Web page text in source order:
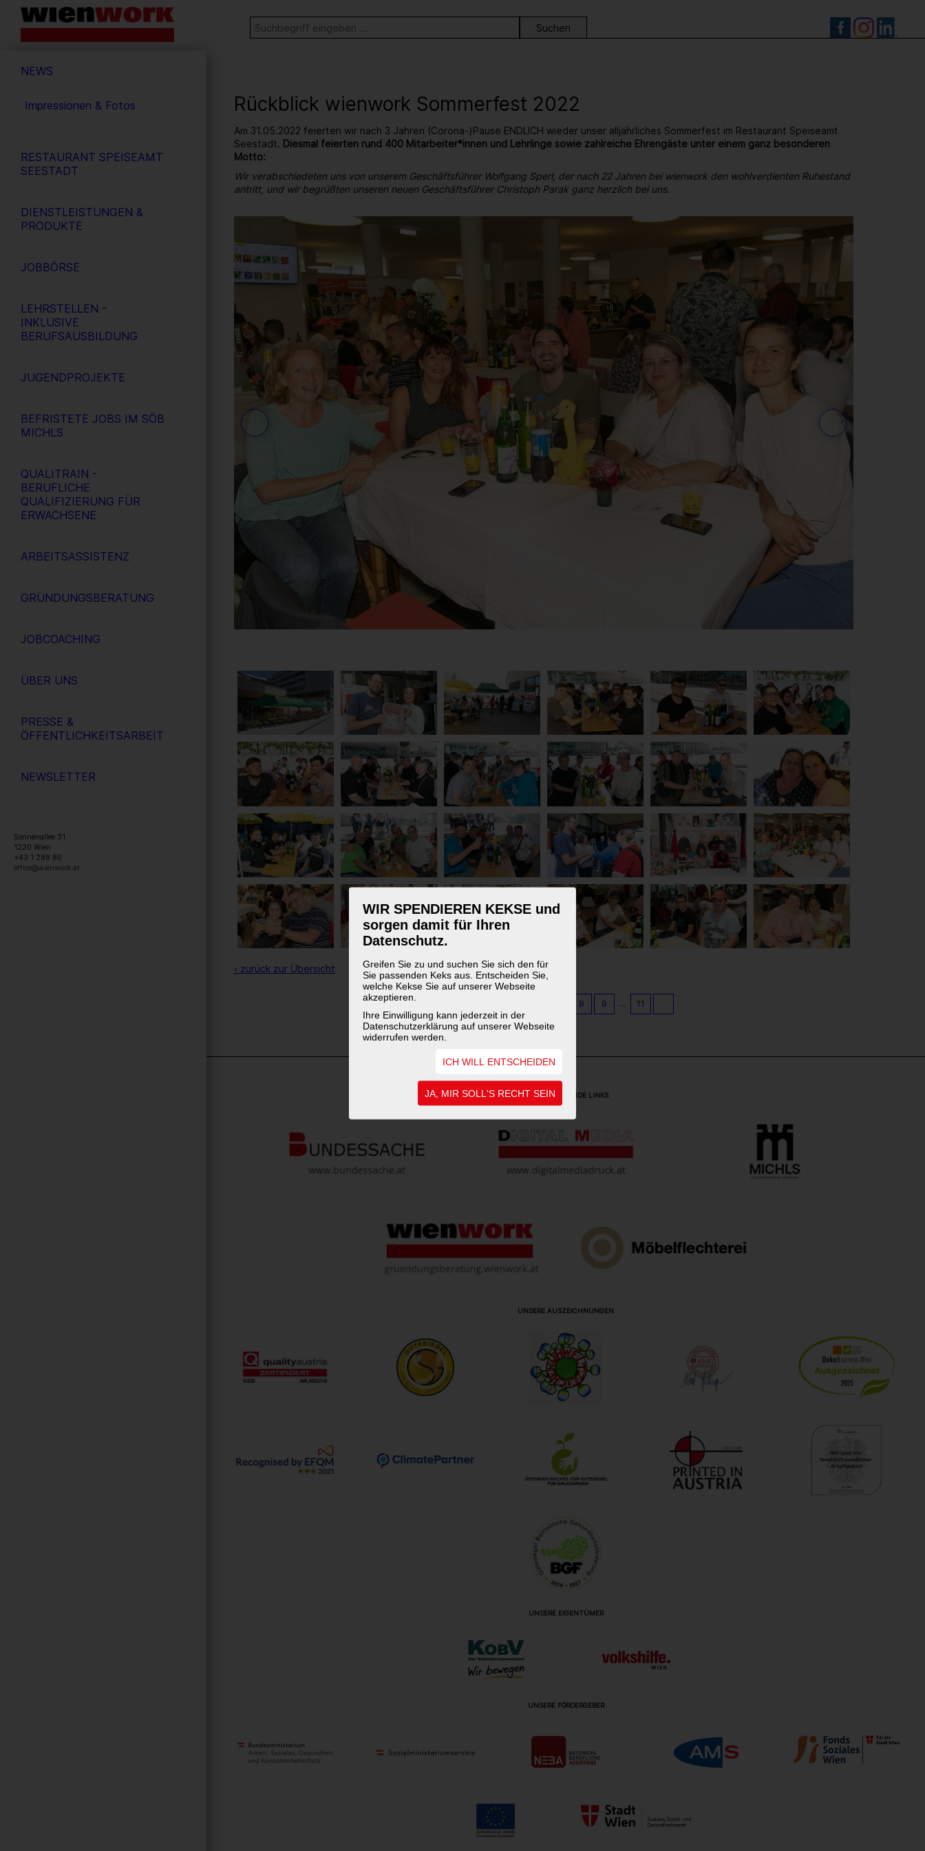
WIR SPENDIEREN KEKSE und
sorgen damit für Ihren
Datenschutz.
Greifen Sie zu und suchen Sie sich den für
Sie passenden Keks aus. Entscheiden Sie,
welche Kekse Sie auf unserer Webseite
akzeptieren.
Ihre Einwilligung kann jederzeit in der
Datenschutzerklärung auf unserer Webseite
widerrufen werden.
ICH WILL ENTSCHEIDEN
JA, MIR SOLL'S RECHT SEIN
Barrierefreie
Bedienung
Webseite
Stichwortsuche
SUCHE
NEWS
Impressionen & Fotos
RESTAURANT SPEISEAMT
SEESTADT
DIENSTLEISTUNGEN &
PRODUKTE
JOBBÖRSE
LEHRSTELLEN -
INKLUSIVE
BERUFSAUSBILDUNG
JUGENDPROJEKTE
BEFRISTETE JOBS IM SÖB
MICHLS
QUALITRAIN -
BERUFLICHE
QUALIFIZIERUNG FÜR
ERWACHSENE
ARBEITSASSISTENZ
GRÜNDUNGSBERATUNG
JOBCOACHING
ÜBER UNS
PRESSE &
ÖFFENTLICHKEITSARBEIT
NEWSLETTER
Sonnenallee 31
1220 Wien
+43 1 288 80
office@wienwork.at
Rückblick wienwork Sommerfest 2022
Am 31.05.2022 feierten wir nach 3 Jahren (Corona-)Pause ENDLICH wieder unser alljährliches Sommerfest im Restaurant Speiseamt
Seestadt. Diesmal feierten rund 400 Mitarbeiter*innen und Lehrlinge sowie zahlreiche Ehrengäste unter einem ganz besonderen
Motto:
Wir verabschiedeten uns von unserem Geschäftsführer Wolfgang Sperl, der nach 22 Jahren bei wienwork den wohlverdienten Ruhestand
antritt, und wir begrüßten unseren neuen Geschäftsführer Christoph Parak ganz herzlich bei uns.
‹ zurück zur Übersicht
8 9 ... 11
WEITERFÜHRENDE LINKS
UNSERE AUSZEICHNUNGEN
UNSERE EIGENTÜMER
UNSERE FÖRDERGEBER